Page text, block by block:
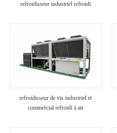
refroidisseur industriel refroidi
refroidisseur de vis industriel et
commercial refroidi à air